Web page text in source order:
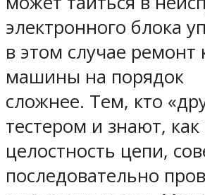
электронного блока
в этом случае ремонт
машины на порядок
сложнее. Тем, кто
тестером и знают,
целостность цепи,
последовательно